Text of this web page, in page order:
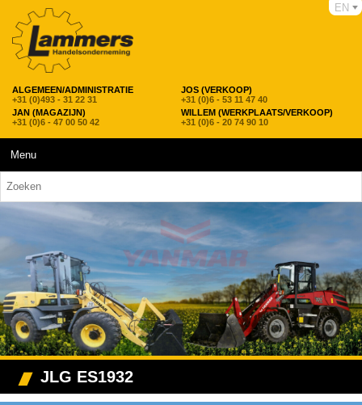
ALGEMEEN/ADMINISTRATIE
+31 (0)493 - 31 22 31
JOS (VERKOOP)
+31 (0)6 - 53 11 47 40
JAN (MAGAZIJN)
+31 (0)6 - 47 00 50 42
WILLEM (WERKPLAATS/VERKOOP)
+31 (0)6 - 20 74 90 10
EN
Menu
JLG ES1932